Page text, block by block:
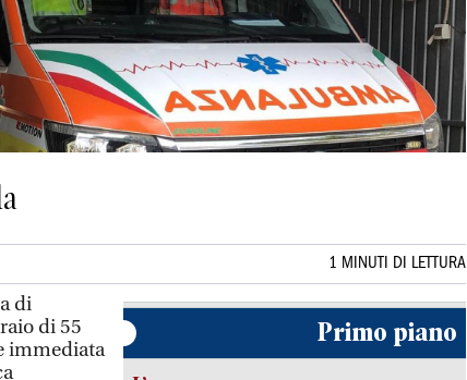
1 MINUTI DI LETTURA
di
di 55
immediata
Primo piano